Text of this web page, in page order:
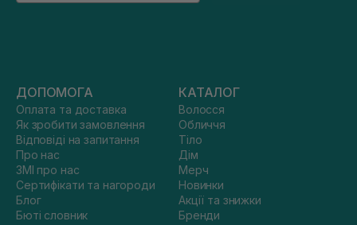
ДОПОМОГА
Оплата та доставка
Як зробити замовлення
Відповіді на запитання
Про нас
ЗМІ про нас
Сертифікати та нагороди
Блог
Бюті словник
КАТАЛОГ
Волосся
Обличчя
Тіло
Дім
Мерч
Новинки
Акції та знижки
Бренди